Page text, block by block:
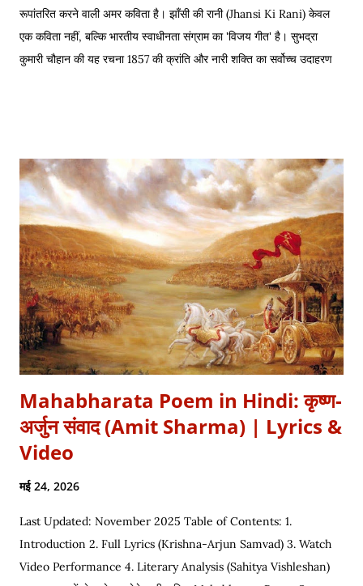
रूपांतरित करने वाली अमर कविता है। झाँसी की रानी (Jhansi Ki Rani) केवल
एक कविता नहीं, बल्कि भारतीय स्वाधीनता संग्राम का 'विजय गीत' है। सुभद्रा
कुमारी चौहान की यह रचना 1857 की क्रांति और नारी शक्ति का सर्वोच्च उदाहरण
से विद्रोह किया और इतिहास बदल दिया, ठीक वैसे ही जैसे हमने कुछ औरतों की
विद्रोही कहानियों में पढ़ा है। Exam Relevance (UPSC / NET /
Academic) विषय: 1857 का स्वतंत्रता संग्राम (History) साहित्य: वीर रस और
राष्ट्रीय सांस्कृतिक काव्यधारा (Hindi Literature) महत्व: ...
Mahabharata Poem in Hindi: कृष्ण-
अर्जुन संवाद (Amit Sharma) | Lyrics &
Video
मई 24, 2026
Last Updated: November 2025 Table of Contents: 1.
Introduction 2. Full Lyrics (Krishna-Arjun Samvad) 3. Watch
Video Performance 4. Literary Analysis (Sahitya Vishleshan)